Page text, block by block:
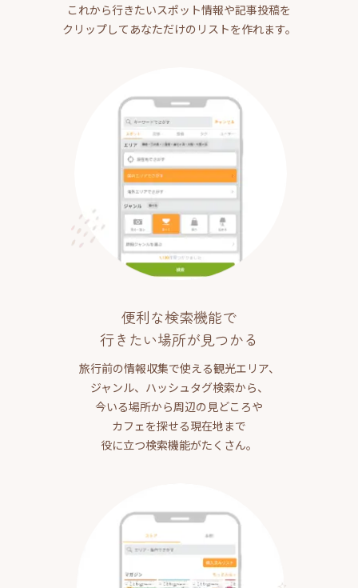
これから行きたいスポット情報や記事投稿を
クリップしてあなただけのリストを作れます。
便利な検索機能で
行きたい場所が見つかる
旅行前の情報収集で使える観光エリア、
ジャンル、ハッシュタグ検索から、
今いる場所から周辺の見どころや
カフェを探せる現在地まで
役に立つ検索機能がたくさん。